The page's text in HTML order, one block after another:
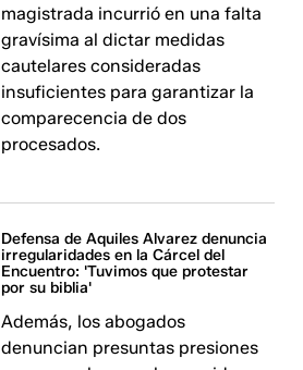
magistrada incurrió en una falta
gravísima al dictar medidas
cautelares consideradas
insuficientes para garantizar la
comparecencia de dos
procesados.
Defensa de Aquiles Alvarez denuncia
irregularidades en la Cárcel del
Encuentro: 'Tuvimos que protestar
por su biblia'
Además, los abogados
denuncian presuntas presiones